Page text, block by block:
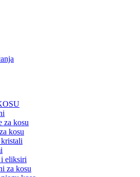
za kosu
kosu
i eliksiri
za kosu